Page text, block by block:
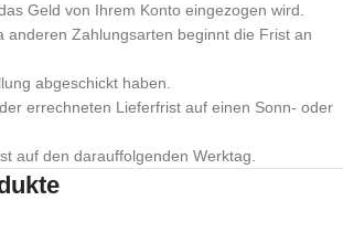
Geld von Ihrem Konto eingezogen wird.
anderen Zahlungsarten beginnt die Frist an
abgeschickt haben.
errechneten Lieferfrist auf einen Sonn- oder
auf den darauffolgenden Werktag.